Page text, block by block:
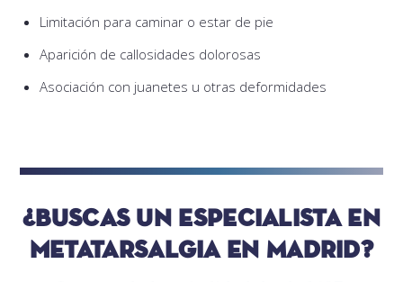
Limitación para caminar o estar de pie
Aparición de callosidades dolorosas
Asociación con juanetes u otras deformidades
¿Buscas un especialista en
metatarsalgia en Madrid?